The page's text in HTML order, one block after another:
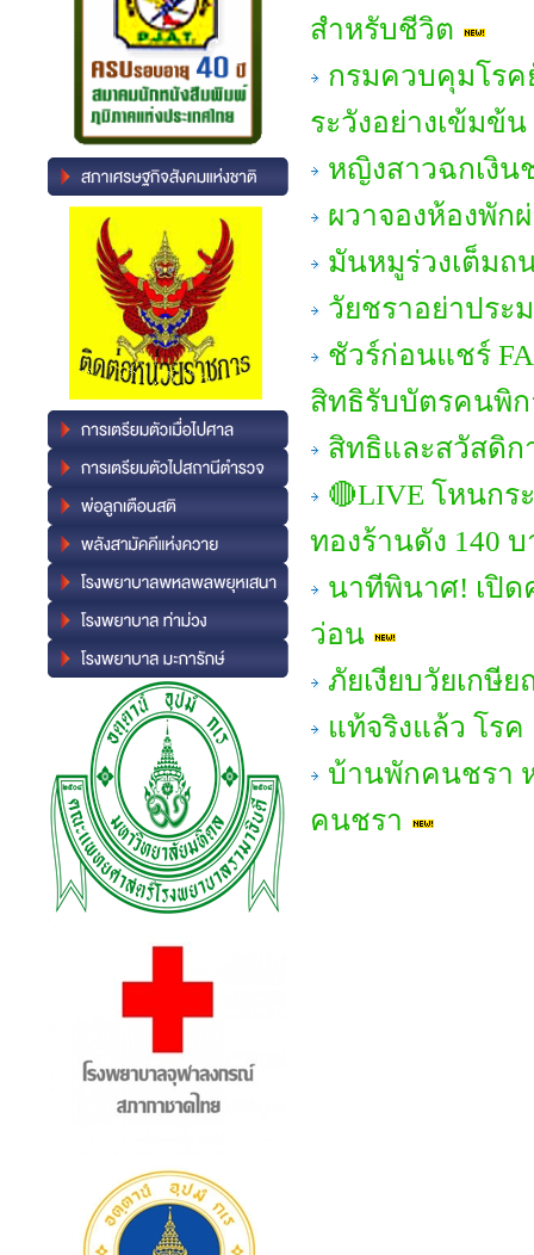
สำหรับชีวิต
กรมควบคุมโรค
ระวังอย่างเข้มข้น
หญิงสาวฉกเงิน
ผวาจองห้องพัก
มันหมูร่วงเต็มถ
วัยชราอย่าประ
ชัวร์ก่อนแชร์
สิทธิรับบัตรคนพิก
สิทธิและสวัสดิก
🔴LIVE โหนกร
ทองร้านดัง 140
นาทีพินาศ! เปิ
ว่อน
ภัยเงียบวัยเกษี
แท้จริงแล้ว โร
บ้านพักคนชรา ห
คนชรา